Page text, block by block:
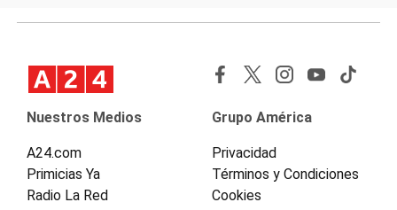
Nuestros Medios
A24.com
Primicias Ya
Radio La Red
Grupo América
Privacidad
Términos y Condiciones
Cookies